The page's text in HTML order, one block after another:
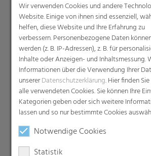
Wir verwenden Cookies und andere
Website. Einige von ihnen sind essenziell,
helfen, diese Website und Ihre Erfahrung zu
verbessern. Personenbezogene Daten
werden (z. B. IP-Adressen), z. B. für
Inhalte oder Anzeigen- und Inhaltsmessung.
Informationen über die Verwendung Ihrer
unsererDatenschutzerklärung. Hier finden
alle verwendeten Cookies. Sie können Ihre
Kategorien geben oder sich weitere
lassen und so nur bestimmte Cookies
Notwendige Cookies
Statistik
Industriefolien, Säcke,
Liners
MDO Folien
Multipack-Schrumpffolien
Papierähnliche Folien
Schrumpffolien & Stretchhauben
Kaschierfolien
Technische Folien
Ernteverfrühungsfolien
Gewächshausfolien
Vliesstoffe